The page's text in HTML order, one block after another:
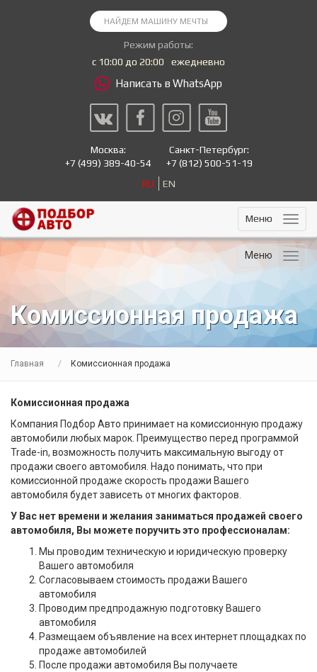
Режим работы:
с 10:00 до 20:00
ежедневно
Написать в WhatsApp
Москва:
+7 (499) 389-40-54
Санкт-Петербург:
+7 (812) 500-51-19
RU
EN
Меню
Меню
Комиссионная продажа
Главная Комиссионная продажа
Комиссионная продажа
Компания Подбор Авто принимает на комиссионную продажу
автомобили любых марок. Преимущество перед программой
Trade-in, возможность получить максимальную выгоду от
продажи своего автомобиля. Надо понимать, что при
комиссионной продаже скорость продажи Вашего
автомобиля будет зависеть от многих факторов.
У Вас нет времени и желания заниматься продажей своего
автомобиля, Вы можете поручить это профессионалам:
Мы проводим техническую и юридическую проверку
Вашего автомобиля
Согласовываем стоимость продажи Вашего
автомобиля
Проводим предпродажную подготовку Вашего
автомобиля
Размещаем объявление на всех интернет площадках по
продаже автомобилей
После продажи автомобиля Вы получаете